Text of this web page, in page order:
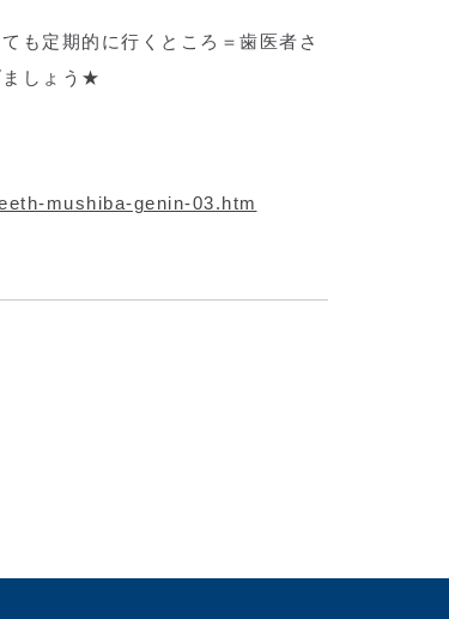
も定期的に行くところ＝歯医者さ
ましょう★
mushiba-genin-03.htm